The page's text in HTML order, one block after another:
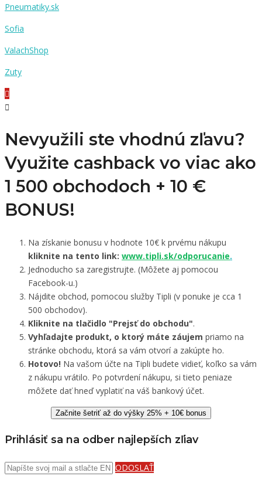
Pneumatiky.sk
Sofia
ValachShop
Zuty
Nevyužili ste vhodnú zľavu?
Využite cashback vo viac ako
1 500 obchodoch + 10 €
BONUS!
Na získanie bonusu v hodnote 10€ k prvému nákupu
kliknite na tento link: www.tipli.sk/odporucanie.
Jednoducho sa zaregistrujte. (Môžete aj pomocou
Facebook-u.)
Nájdite obchod, pomocou služby Tipli (v ponuke je cca 1
500 obchodov).
Kliknite na tlačidlo "Prejsť do obchodu".
Vyhľadajte produkt, o ktorý máte záujem priamo na
stránke obchodu, ktorá sa vám otvorí a zakúpte ho.
Hotovo! Na vašom účte na Tipli budete vidieť, koľko sa vám
z nákupu vrátilo. Po potvrdení nákupu, si tieto peniaze
môžete dať hneď vyplatiť na váš bankový účet.
Začnite šetriť až do výšky 25% + 10€ bonus
Prihlásiť sa na odber najlepších zľiav
ODOSLAŤ